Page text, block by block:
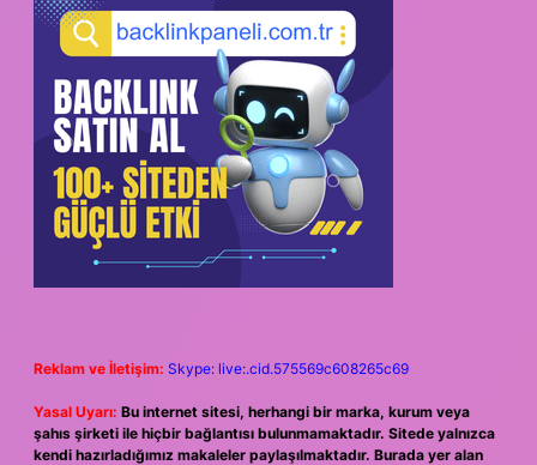
Reklam ve İletişim: Skype: live:.cid.575569c608265c69
Yasal Uyarı: Bu internet sitesi, herhangi bir marka, kurum veya
şahıs şirketi ile hiçbir bağlantısı bulunmamaktadır. Sitede yalnızca
kendi hazırladığımız makaleler paylaşılmaktadır. Burada yer alan